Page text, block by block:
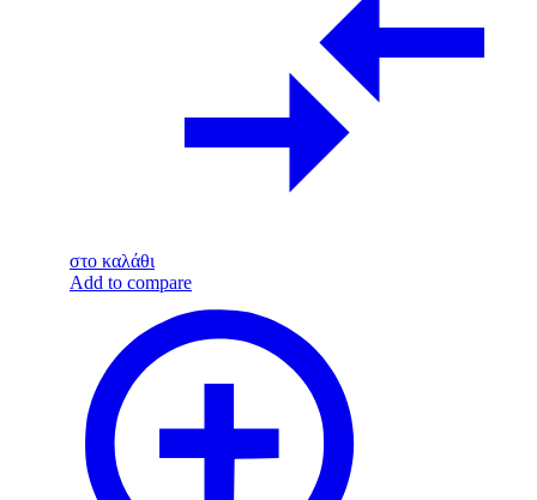
στο καλάθι
Add to compare